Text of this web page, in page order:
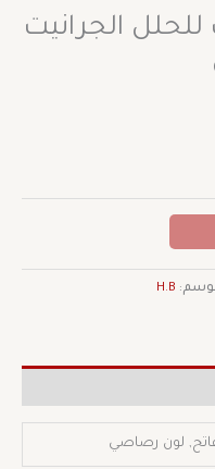
الجرانيت
H.B
لون رصاصي